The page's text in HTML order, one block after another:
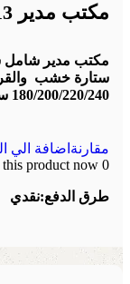
مكتب مدير MA-13
مكتب مدير شامل
180/200/220/240 سم
مقارنة اضافة الي
0
product now!
طرق الدفع:نقدي